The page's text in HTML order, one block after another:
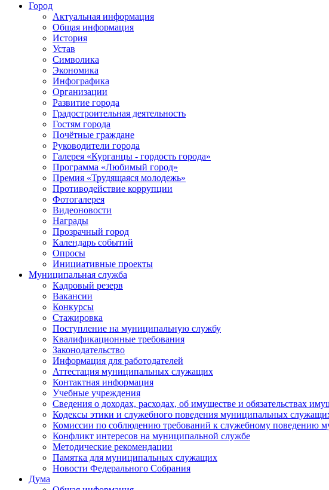
Город
Актуальная информация
Общая информация
История
Устав
Символика
Экономика
Инфографика
Организации
Развитие города
Градостроительная деятельность
Гостям города
Почётные граждане
Руководители города
Галерея «Курганцы - гордость города»
Программа «Любимый город»
Премия «Трудящаяся молодежь»
Противодействие коррупции
Фотогалерея
Видеоновости
Награды
Прозрачный город
Календарь событий
Опросы
Инициативные проекты
Муниципальная служба
Кадровый резерв
Вакансии
Конкурсы
Стажировка
Поступление на муниципальную службу
Квалификационные требования
Законодательство
Информация для работодателей
Аттестация муниципальных служащих
Контактная информация
Учебные учреждения
Сведения о доходах, расходах, об имуществе и обязательствах
Кодексы этики и служебного поведения муниципальных
Комиссии по соблюдению требований к служебному поведению
Конфликт интересов на муниципальной службе
Методические рекомендации
Памятка для муниципальных служащих
Новости Федерального Cобрания
Дума